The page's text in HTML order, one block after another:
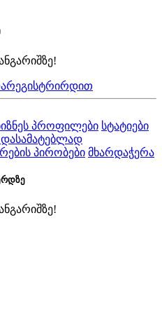
პროფილები სტატიები
დასამატებლად
პირობები მხარდაჭერა